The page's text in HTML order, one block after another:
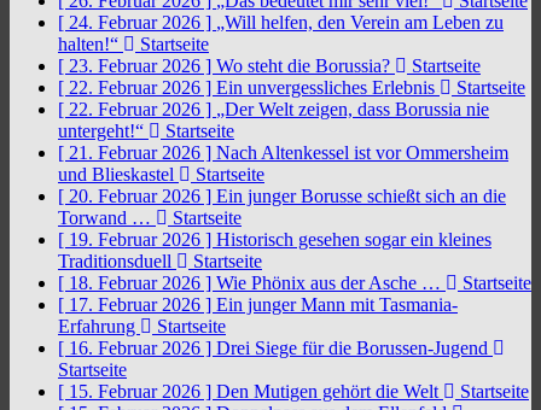
[ 24. Februar 2026 ] „Will helfen, den Verein am Leben zu
halten!“
Startseite
[ 23. Februar 2026 ] Wo steht die Borussia?
Startseite
[ 22. Februar 2026 ] Ein unvergessliches Erlebnis
Startseite
[ 22. Februar 2026 ] „Der Welt zeigen, dass Borussia nie
untergeht!“
Startseite
[ 21. Februar 2026 ] Nach Altenkessel ist vor Ommersheim
und Blieskastel
Startseite
[ 20. Februar 2026 ] Ein junger Borusse schießt sich an die
Torwand …
Startseite
[ 19. Februar 2026 ] Historisch gesehen sogar ein kleines
Traditionsduell
Startseite
[ 18. Februar 2026 ] Wie Phönix aus der Asche …
Startseite
[ 17. Februar 2026 ] Ein junger Mann mit Tasmania-
Erfahrung
Startseite
[ 16. Februar 2026 ] Drei Siege für die Borussen-Jugend
Startseite
[ 15. Februar 2026 ] Den Mutigen gehört die Welt
Startseite